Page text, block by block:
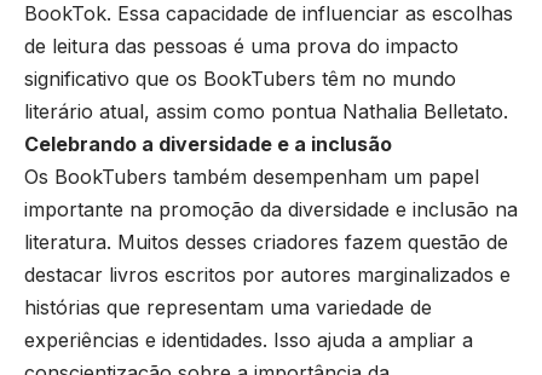
BookTok. Essa capacidade de influenciar as escolhas
de leitura das pessoas é uma prova do impacto
significativo que os BookTubers têm no mundo
literário atual, assim como pontua Nathalia Belletato.
Celebrando a diversidade e a inclusão
Os BookTubers também desempenham um papel
importante na promoção da diversidade e inclusão na
literatura. Muitos desses criadores fazem questão de
destacar livros escritos por autores marginalizados e
histórias que representam uma variedade de
experiências e identidades. Isso ajuda a ampliar a